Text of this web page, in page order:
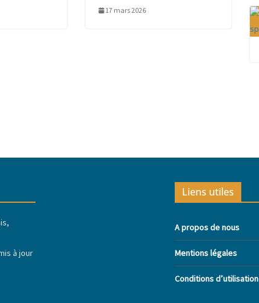
17 mars 2026
à jour
Liens utiles
A propos de nous
Mentions légales
Conditions d’utilisation